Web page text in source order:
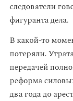
следователи
фигуранта дела.
В какой-то
потеряли.
передачей
реформа
два года до